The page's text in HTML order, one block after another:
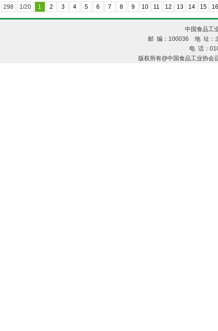
298 1/20 1 2 3 4 5 6 7 8 9 10 11 12 13 14 15 16
中国食品工
邮 编：100036 地 址：
电 话：
版权所有@中国食品工业协